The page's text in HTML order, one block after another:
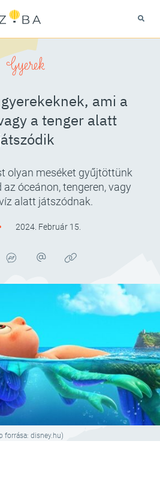
Gyerek
ami a
a tenger alatt
olyan meséket gyűjtöttünk
óceánon, tengeren, vagy
alatt játszódnak.
2024. Február 15.
forrása: disney.hu)